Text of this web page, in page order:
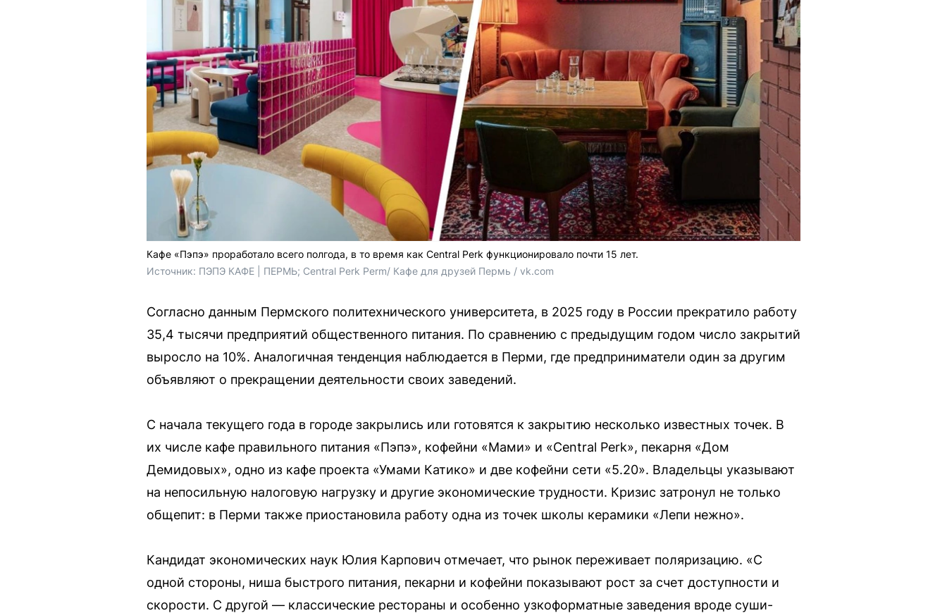
Кафе «Пэпэ» проработало всего полгода, в то время как Central Perk функционировало почти 15 лет.
Источник: ПЭПЭ КАФЕ | ПЕРМЬ; Central Perk Perm/ Кафе для друзей Пермь / vk.com
Согласно данным Пермского политехнического университета, в 2025 году в России прекратило работу
35,4 тысячи предприятий общественного питания. По сравнению с предыдущим годом число закрытий
выросло на 10%. Аналогичная тенденция наблюдается в Перми, где предприниматели один за другим
объявляют о прекращении деятельности своих заведений.
С начала текущего года в городе закрылись или готовятся к закрытию несколько известных точек. В
их числе кафе правильного питания «Пэпэ», кофейни «Мами» и «Central Perk», пекарня «Дом
Демидовых», одно из кафе проекта «Умами Катико» и две кофейни сети «5.20». Владельцы указывают
на непосильную налоговую нагрузку и другие экономические трудности. Кризис затронул не только
общепит: в Перми также приостановила работу одна из точек школы керамики «Лепи нежно».
Кандидат экономических наук Юлия Карпович отмечает, что рынок переживает поляризацию. «С
одной стороны, ниша быстрого питания, пекарни и кофейни показывают рост за счет доступности и
скорости. С другой — классические рестораны и особенно узкоформатные заведения вроде суши-